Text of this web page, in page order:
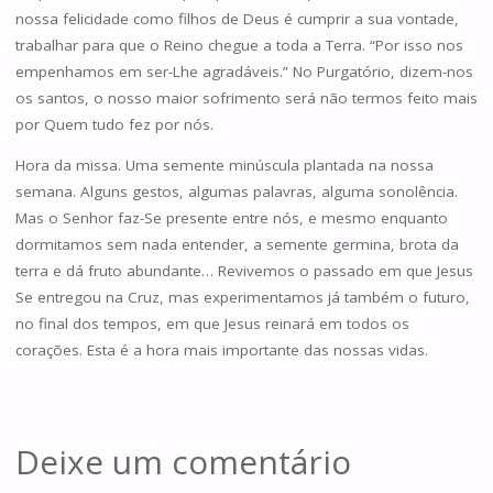
nossa felicidade como filhos de Deus é cumprir a sua vontade,
trabalhar para que o Reino chegue a toda a Terra. “Por isso nos
empenhamos em ser-Lhe agradáveis.” No Purgatório, dizem-nos
os santos, o nosso maior sofrimento será não termos feito mais
por Quem tudo fez por nós.
Hora da missa. Uma semente minúscula plantada na nossa
semana. Alguns gestos, algumas palavras, alguma sonolência.
Mas o Senhor faz-Se presente entre nós, e mesmo enquanto
dormitamos sem nada entender, a semente germina, brota da
terra e dá fruto abundante… Revivemos o passado em que Jesus
Se entregou na Cruz, mas experimentamos já também o futuro,
no final dos tempos, em que Jesus reinará em todos os
corações. Esta é a hora mais importante das nossas vidas.
Deixe um comentário